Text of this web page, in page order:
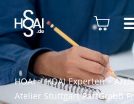
HOAI>HOAI Experten>
Atelier Stuttgart PartGmbB